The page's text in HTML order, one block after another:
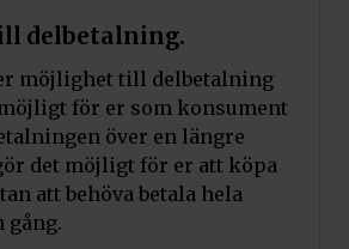
delbetalning.
möjlighet till delbetalning
för er som konsument
över en längre
det möjligt för er att köpa
att behöva betala hela
gång.